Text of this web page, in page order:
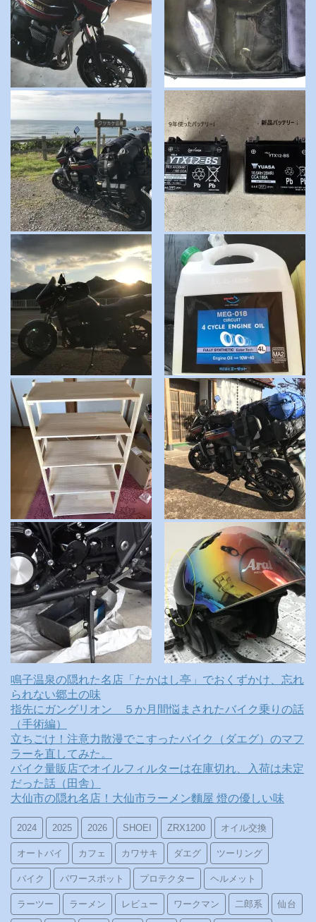
鳴子温泉の隠れた名店「たかはし亭」でおくずかけ、忘れ
られない郷土の味
指先にガングリオン ５か月間悩まされたバイク乗りの話
（手術編）
立ちごけ！注意力散漫でこすったバイク（ダエグ）のマフ
ラーを直してみた。
バイク量販店でオイルフィルターは在庫切れ、入荷は未定
だった話（田舎）
大仙市の隠れ名店！大仙市ラーメン麵屋 燈の優しい味
2024 2025 2026 SHOEI ZRX1200 オイル交換
オートバイ カフェ カワサキ ダエグ ツーリング
バイク パワースポット プロテクター ヘルメット
ラーツー ラーメン レビュー ワークマン 二郎系 仙台